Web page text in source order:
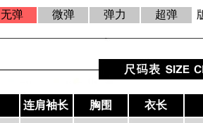
无弹 微弹 弹力 超弹
连肩袖长 胸围 衣长